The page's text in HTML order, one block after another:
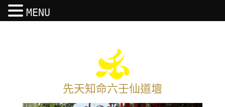
先天知命六壬仙道壇
MENU